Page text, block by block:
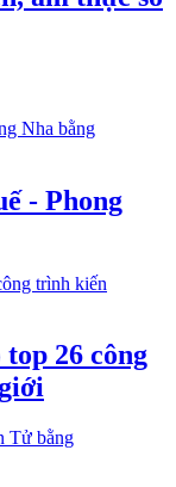
- Phong
26 công